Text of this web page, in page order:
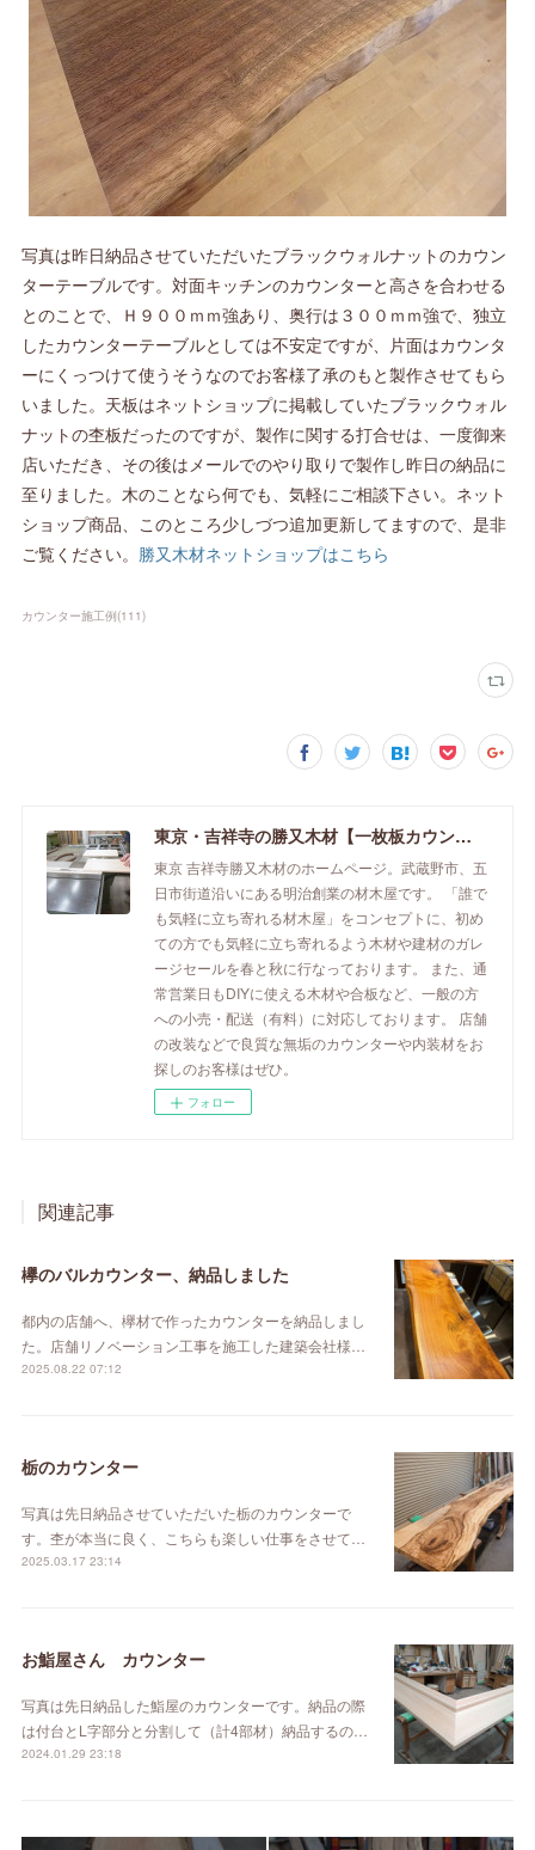
写真は昨日納品させていただいたブラックウォルナットのカウン
ターテーブルです。対面キッチンのカウンターと高さを合わせる
とのことで、Ｈ９００ｍｍ強あり、奥行は３００ｍｍ強で、独立
したカウンターテーブルとしては不安定ですが、片面はカウンタ
ーにくっつけて使うそうなのでお客様了承のもと製作させてもら
いました。天板はネットショップに掲載していたブラックウォル
ナットの杢板だったのですが、製作に関する打合せは、一度御来
店いただき、その後はメールでのやり取りで製作し昨日の納品に
至りました。木のことなら何でも、気軽にご相談下さい。ネット
ショップ商品、このところ少しづつ追加更新してますので、是非
ご覧ください。 勝又木材ネットショップはこちら
カウンター施工例(111)
東京・吉祥寺の勝又木材【一枚板カウンター】
東京 吉祥寺勝又木材のホームページ。武蔵野市、五
日市街道沿いにある明治創業の材木屋です。 「誰で
も気軽に立ち寄れる材木屋」をコンセプトに、初め
ての方でも気軽に立ち寄れるよう木材や建材のガレ
ージセールを春と秋に行なっております。 また、通
常営業日もDIYに使える木材や合板など、一般の方
への小売・配送（有料）に対応しております。 店舗
の改装などで良質な無垢のカウンターや内装材をお
探しのお客様はぜひ。
フォロー
関連記事
欅のバルカウンター、納品しました
都内の店舗へ、欅材で作ったカウンターを納品しまし
た。店舗リノベーション工事を施工した建築会社様…
2025.08.22 07:12
栃のカウンター
写真は先日納品させていただいた栃のカウンターで
す。杢が本当に良く、こちらも楽しい仕事をさせて…
2025.03.17 23:14
お鮨屋さん カウンター
写真は先日納品した鮨屋のカウンターです。納品の際
は付台とL字部分と分割して（計4部材）納品するの…
2024.01.29 23:18